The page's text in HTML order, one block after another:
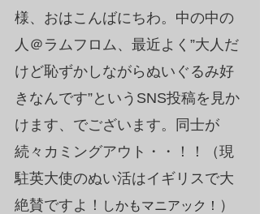
様、おはこんばにちわ。中の中の
人＠ラムフロム、最近よく”大人だ
けど恥ずかしながらぬいぐるみ好
きなんです”というSNS投稿を見か
けます、でございます。同士が
続々カミングアウト・・！！（現
駐英大使のぬい活はイギリスで大
絶賛ですよ！
しかもマニアック！ ）